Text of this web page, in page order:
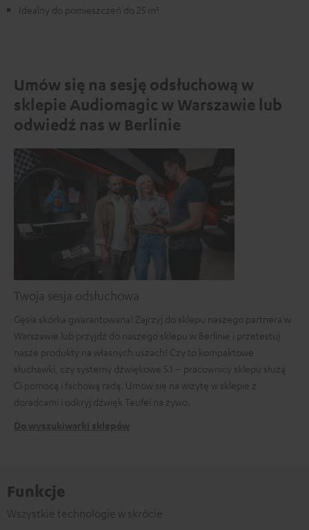
Idealny do pomieszczeń do 25 m²
Umów się na sesję odsłuchową w
sklepie Audiomagic w Warszawie lub
odwiedź nas w Berlinie
Twoja sesja odsłuchowa
Gęsia skórka gwarantowana! Zajrzyj do sklepu naszego partnera w
Warszawie lub przyjdź do naszego sklepu w Berlinie i przetestuj
nasze produkty na własnych uszach! Czy to kompaktowe
słuchawki, czy systemy dźwiękowe 5.1 – pracownicy sklepu służą
Ci pomocą i fachową radą. Umów się na wizytę w sklepie z
doradcami i odkryj dźwięk Teufel na żywo.
Do wyszukiwarki sklepów
Funkcje
Wszystkie technologie w skrócie